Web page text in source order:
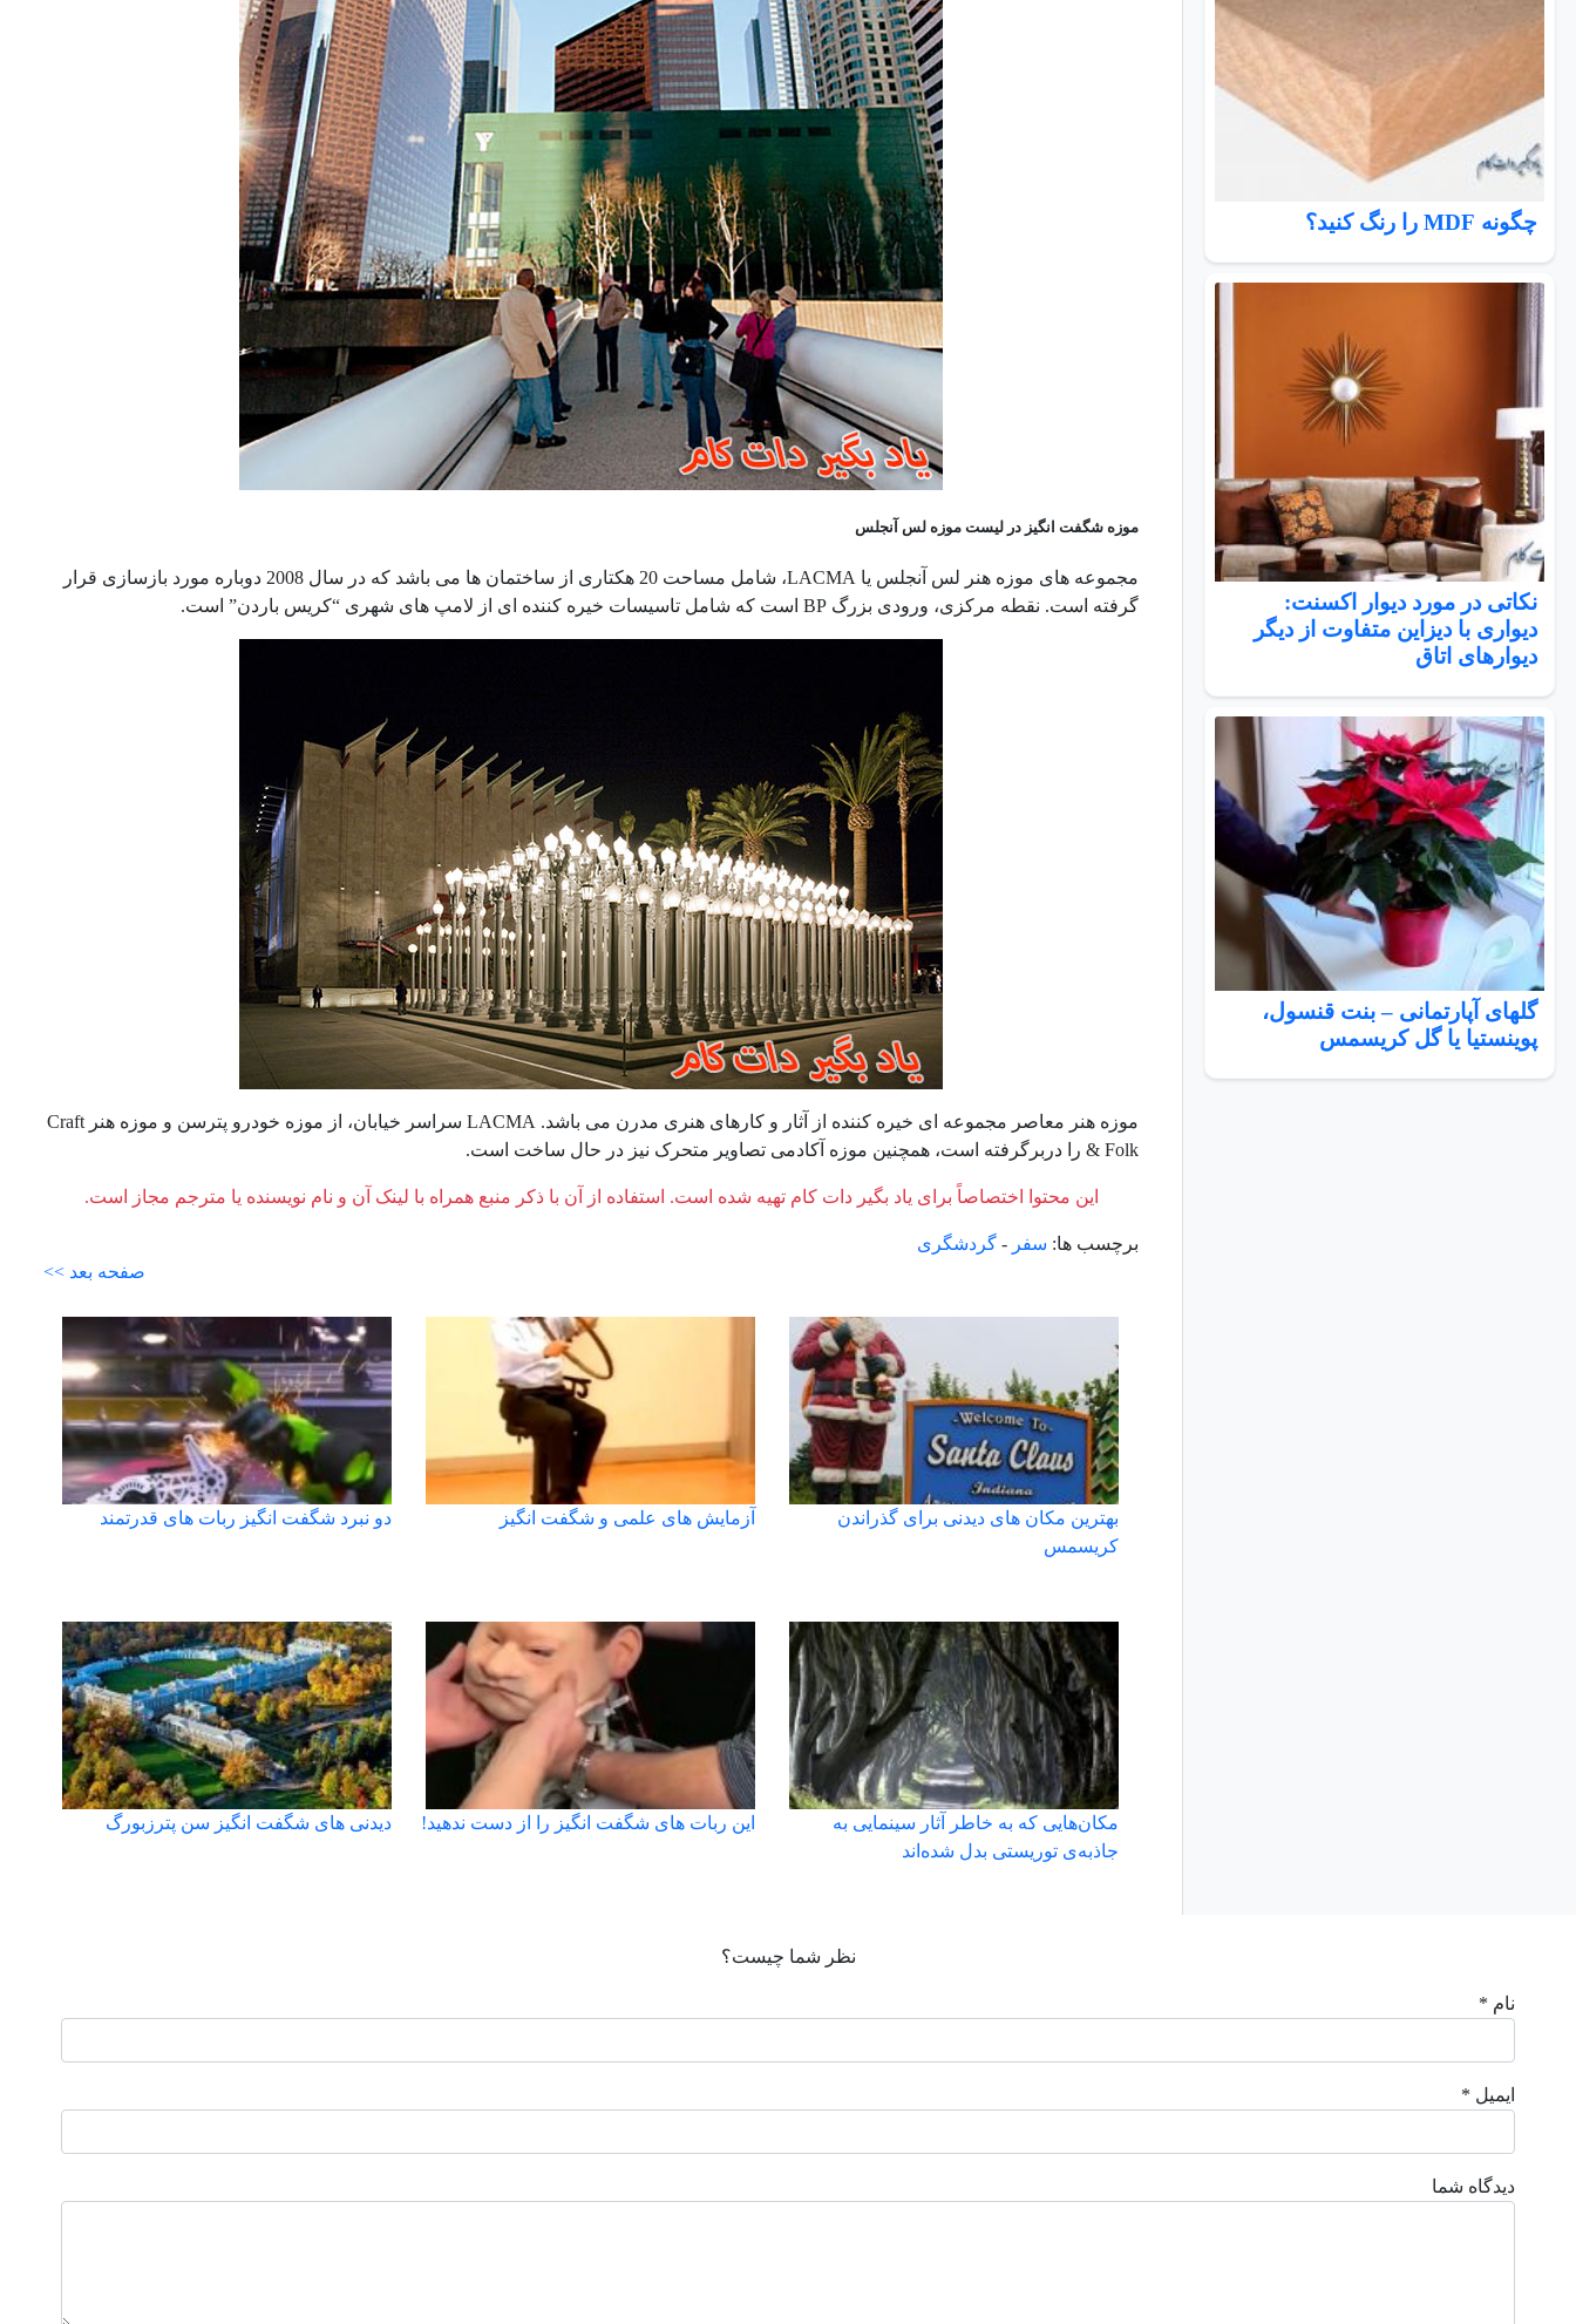
چگونه MDF را رنگ کنید؟
نکاتی در مورد دیوار اکسنت:
دیواری با دیزاین متفاوت از دیگر
دیوارهای اتاق
گلهای آپارتمانی – بنت قنسول،
پوینستیا یا گل کریسمس
موزه شگفت انگیز در لیست موزه لس آنجلس
مجموعه های موزه هنر لس آنجلس یا LACMA، شامل مساحت 20 هکتاری از ساختمان ها می باشد که در سال 2008 دوباره مورد بازسازی قرار
گرفته است. نقطه مرکزی، ورودی بزرگ BP است که شامل تاسیسات خیره کننده ای از لامپ های شهری “کریس باردن” است.
موزه هنر معاصر مجموعه ای خیره کننده از آثار و کارهای هنری مدرن می باشد. LACMA سراسر خیابان، از موزه خودرو پترسن و موزه هنر Craft
& Folk را دربرگرفته است، همچنین موزه آکادمی تصاویر متحرک نیز در حال ساخت است.
این محتوا اختصاصاً برای یاد بگیر دات کام تهیه شده است. استفاده از آن با ذکر منبع همراه با لینک آن و نام نویسنده یا مترجم مجاز است.
برچسب ها: سفر - گردشگری
صفحه بعد >>
بهترین مکان های دیدنی برای گذراندن
کریسمس
آزمایش های علمی و شگفت انگیز دو نبرد شگفت انگیز ربات های قدرتمند
مکان‌هایی که به خاطر آثار سینمایی به
جاذبه‌ی توریستی بدل شده‌اند
این ربات های شگفت انگیز را از دست ندهید! دیدنی های شگفت انگیز سن پترزبورگ
نظر شما چیست؟
نام *
ایمیل *
دیدگاه شما